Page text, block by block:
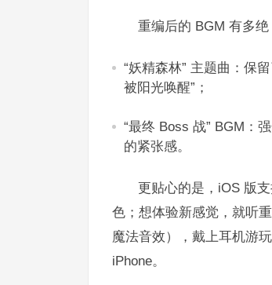
重编后的 BGM 有多绝
“妖精森林” 主题曲：保
被阳光唤醒”；​
“最终 Boss 战” BGM：
的紧张感。​
更贴心的是，iOS 版
色；想体验新感觉，就听
魔法音效），戴上耳机游
iPhone。​